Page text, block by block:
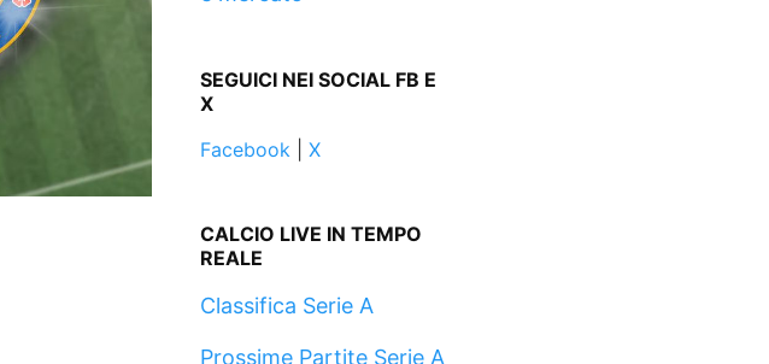
SEGUICI NEI SOCIAL FB E
X
Facebook| X
CALCIO LIVE IN TEMPO
REALE
Classifica Serie A
Prossime Partite Serie A